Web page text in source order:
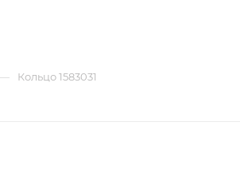
Кольцо 1583031